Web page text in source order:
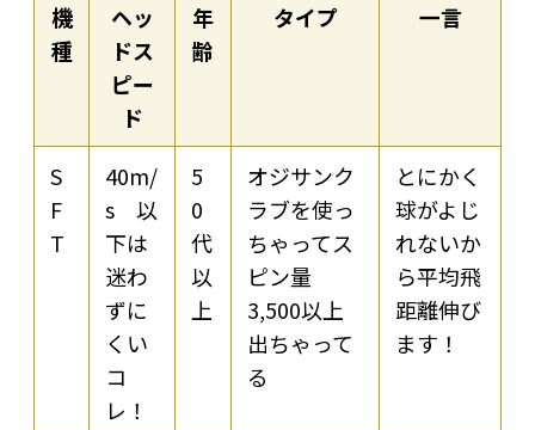
機
種
ヘッ
ドス
ピー
ド
年
齢
タイプ 一言
S
F
T
40m/
s 以
下は
迷わ
ずに
くい
コ
レ！
5
0
代
以
上
オジサンク
ラブを使っ
ちゃってス
ピン量
3,500以上
出ちゃって
る
とにかく
球がよじ
れないか
ら平均飛
距離伸び
ます！